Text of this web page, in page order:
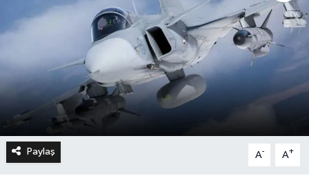
Paylaş A- A+